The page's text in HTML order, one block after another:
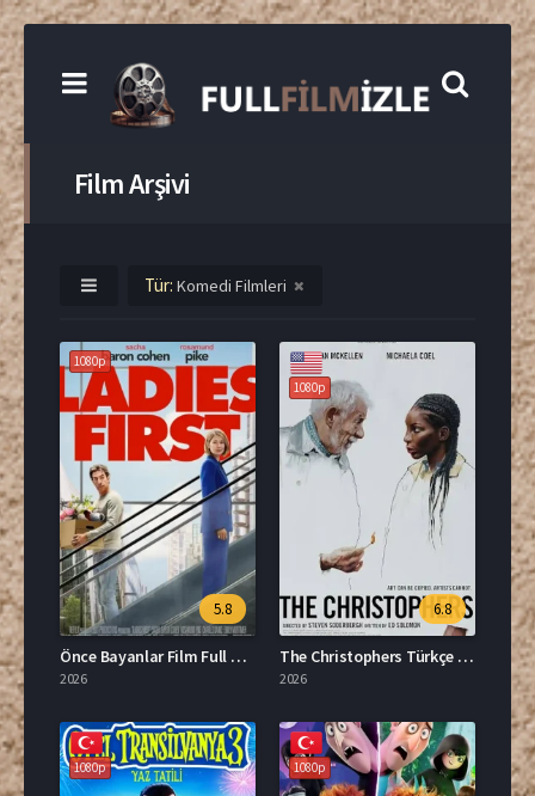
Film Arşivi
Tür: Komedi Filmleri
1080p
5.8
Önce Bayanlar Film Full HD İzle
2026
1080p
6.8
The Christophers Türkçe Dublaj İzle
2026
1080p 1080p